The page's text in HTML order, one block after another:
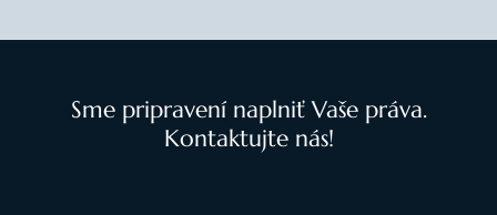
Sme pripravení naplniť Vaše práva.
Kontaktujte nás!